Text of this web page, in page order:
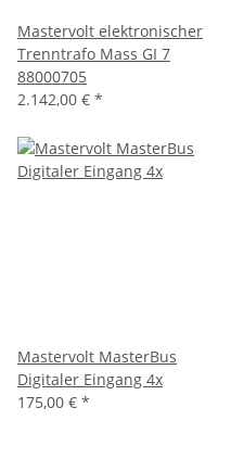
Mastervolt elektronischer
Trenntrafo Mass GI 7
88000705
2.142,00 € *
Mastervolt MasterBus
Digitaler Eingang 4x
175,00 € *